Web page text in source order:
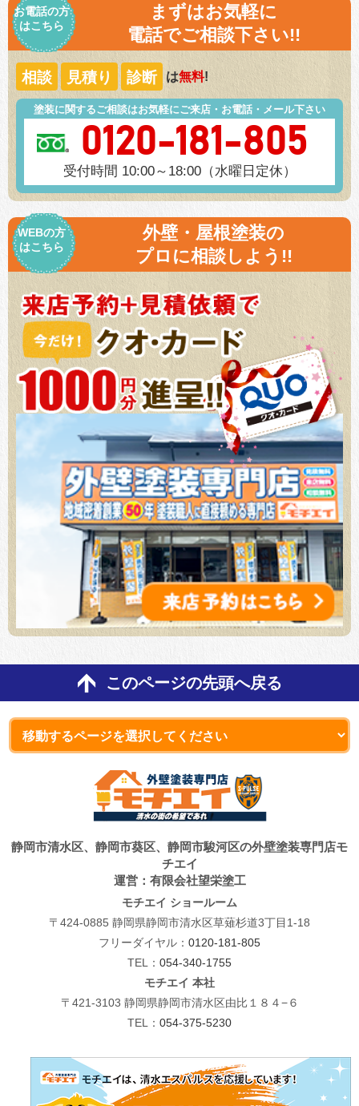
お電話の方
はこちら
まずはお気軽に
電話でご相談下さい!!
相談 見積り 診断 は無料!
塗装に関するご相談はお気軽にご来店・お電話・メール下さい
0120-181-805
受付時間 10:00～18:00（水曜日定休）
WEBの方
はこちら
外壁・屋根塗装の
プロに相談しよう!!
このページの先頭へ戻る
静岡市清水区、静岡市葵区、静岡市駿河区の外壁塗装専門店モ
チエイ
運営：有限会社望栄塗工
モチエイ ショールーム
〒424-0885 静岡県静岡市清水区草薙杉道3丁目1-18
フリーダイヤル： 0120-181-805
TEL： 054-340-1755
モチエイ 本社
〒421-3103 静岡県静岡市清水区由比１８４−６
TEL： 054-375-5230